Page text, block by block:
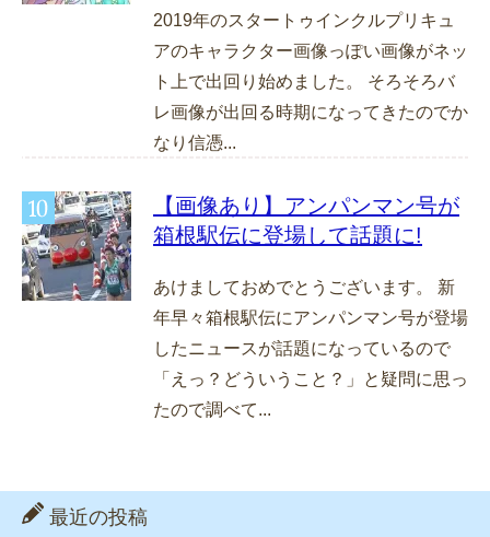
2019年のスタートゥインクルプリキュ
アのキャラクター画像っぽい画像がネッ
ト上で出回り始めました。 そろそろバ
レ画像が出回る時期になってきたのでか
なり信憑...
【画像あり】アンパンマン号が
箱根駅伝に登場して話題に!
あけましておめでとうございます。 新
年早々箱根駅伝にアンパンマン号が登場
したニュースが話題になっているので
「えっ？どういうこと？」と疑問に思っ
たので調べて...
最近の投稿